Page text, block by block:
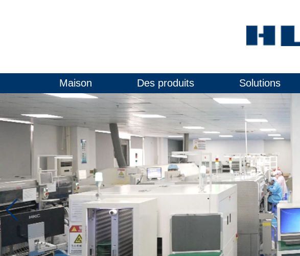
Maison Des produits Solutions